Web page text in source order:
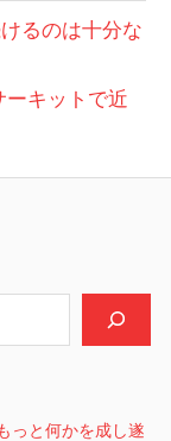
るのは十分な
キットで近
っと何かを成し遂